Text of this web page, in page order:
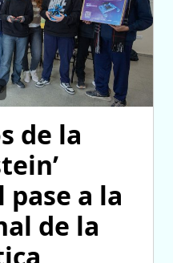
de la
pase a la
de la